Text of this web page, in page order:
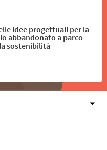
idee progettuali per la
abbandonato a parco
sostenibilità